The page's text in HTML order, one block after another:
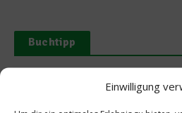
Einwilligung
Buchtipp